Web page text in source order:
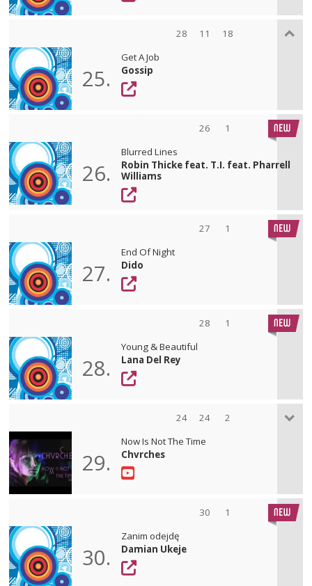
28 11 18
25.
Get A Job
Gossip
26 1
26.
Blurred Lines
Robin Thicke feat. T.I. feat. Pharrell
Williams
27 1
27.
End Of Night
Dido
28 1
28.
Young & Beautiful
Lana Del Rey
24 24 2
29.
Now Is Not The Time
Chvrches
30 1
30.
Zanim odejdę
Damian Ukeje